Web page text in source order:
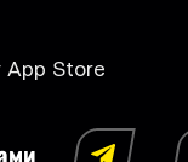
App Store